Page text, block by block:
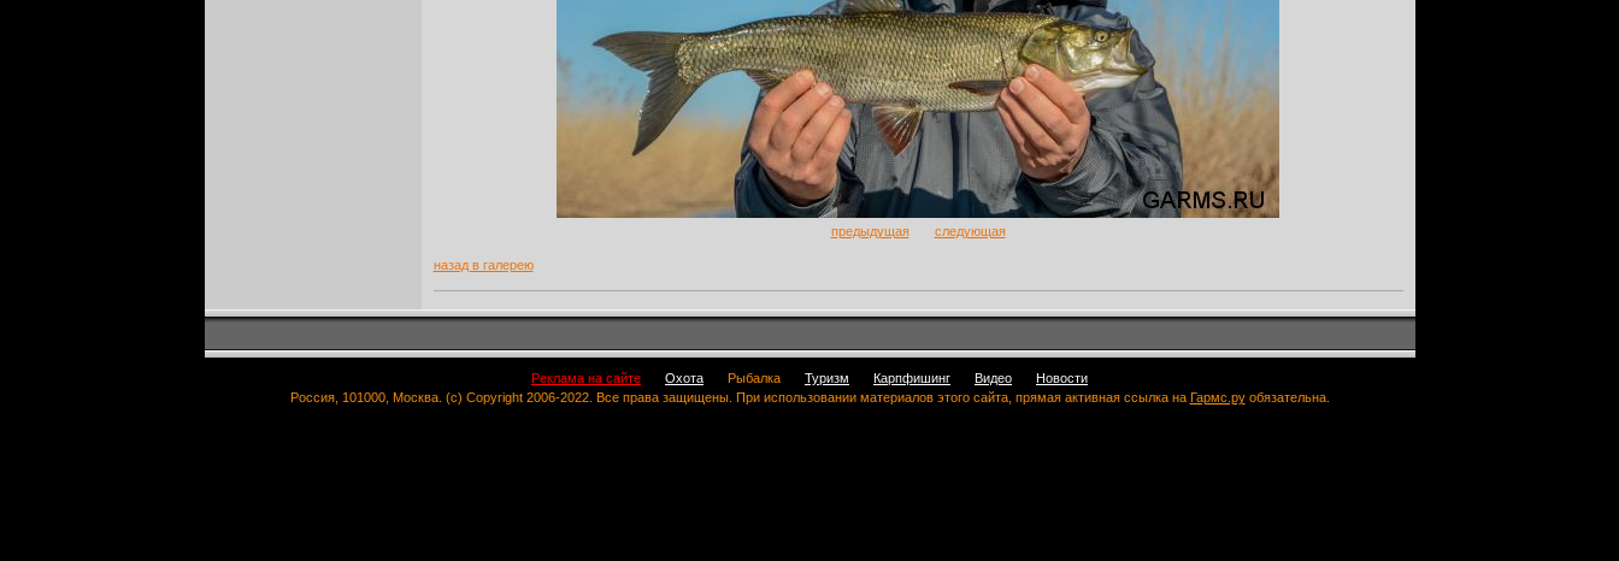
предыдущая следующая
назад в галерею
Реклама на сайте Охота Рыбалка Туризм Карпфишинг Видео
Новости
Россия, 101000, Москва. (c) Copyright 2006-2022. Все права защищены. При использовании материалов этого сайта, прямая активная ссылка на Гармс.руобязательна.